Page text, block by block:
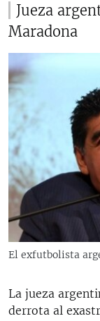
Jueza
Maradona
El exfutbolista
La jueza
derrota al